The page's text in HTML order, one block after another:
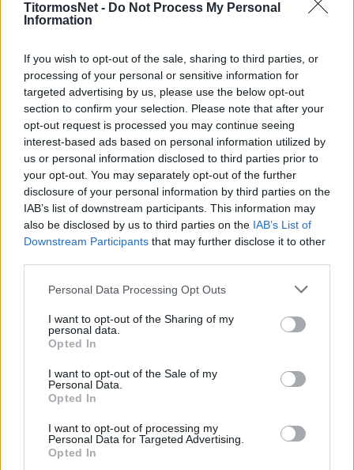
TitormosNet - Do Not Process My Personal
Information
If you wish to opt-out of the sale, sharing to third parties, or
processing of your personal or sensitive information for
targeted advertising by us, please use the below opt-out
section to confirm your selection. Please note that after your
opt-out request is processed you may continue seeing
interest-based ads based on personal information utilized by
us or personal information disclosed to third parties prior to
your opt-out. You may separately opt-out of the further
disclosure of your personal information by third parties on the
IAB’s list of downstream participants. This information may
also be disclosed by us to third parties on the IAB’s List of
Downstream Participants that may further disclose it to other
Personal Data Processing Opt Outs
I want to opt-out of the Sharing of my
personal data.
Opted In
I want to opt-out of the Sale of my
Personal Data.
Opted In
I want to opt-out of processing my
Personal Data for Targeted Advertising.
Opted In
Οι μεταγραφικές ανάγκες είναι δεδομένα
αρκετές (και σημαντικές). Και δεν μιλάμε μόνο
για ποδοσφαιριστές τα συμβόλαια των οποίων
εκπνέουν, αλλά και για περιπτώσεις που θα
κληθούν να λύσουν συμβόλαιο.
Πιο προχωρημένες φαίνεται να είναι οι
υποθέσεις στόπερ και χαφ, με επαφές με
συγκεκριμένους στόχους να είναι σε εξέλιξη.
Παράλληλα, στις άμεσες προτεραιότητες
συγκαταλέγεται η απόκτηση ενός εξτρέμ κι
ενός αριστερού μπακ.
μπει σε διαδικασία… ανακοινώσεων εντός των
ημερών που έρχονται, δεδομένου ότι στις 26
Ιουνίου είναι προγραμματισμένη η πρώτη
συγκέντρωση της ομάδας για τη νέα σεζόν, με
τις εξετάσεις να έπονται (μέχρι τις 29 του
μήνα).